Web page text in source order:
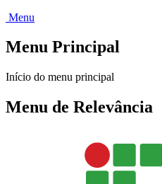
Menu
Menu Principal
Início do menu principal
Menu de Relevância